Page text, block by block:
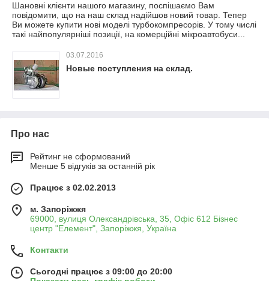
Шановні клієнти нашого магазину, поспішаємо Вам
повідомити, що на наш склад надійшов новий товар. Тепер
Ви можете купити нові моделі турбокомпресорів. У тому числі
такі найпопулярніші позиції, на комерційні мікроавтобуси...
03.07.2016
Новые поступления на склад.
Про нас
Рейтинг не сформований
Менше 5 відгуків за останній рік
Працює з 02.02.2013
м. Запоріжжя
69000, вулиця Олександрівська, 35, Офіс 612 Бізнес
центр "Елемент", Запоріжжя, Україна
Контакти
Сьогодні працює з 09:00 до 20:00